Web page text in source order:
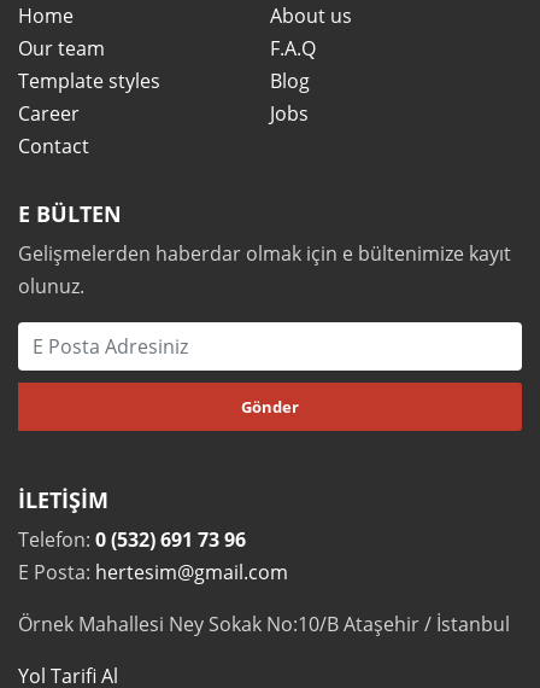
Home
About us
Our team
F.A.Q
Template styles
Blog
Career
Jobs
Contact
E BÜLTEN
Gelişmelerden haberdar olmak için e bültenimize kayıt
olunuz.
İLETİŞİM
Telefon: 0 (532) 691 73 96
E Posta: hertesim@gmail.com
Örnek Mahallesi Ney Sokak No:10/B Ataşehir / İstanbul
Yol Tarifi Al